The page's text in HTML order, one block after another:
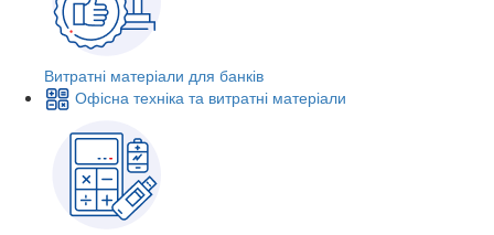
Витратні матеріали для банків
Офісна техніка та витратні матеріали